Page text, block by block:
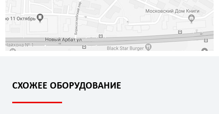
СХОЖЕЕ ОБОРУДОВАНИЕ